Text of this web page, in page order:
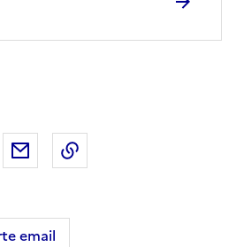
sur X (anciennement Twitter)
Partager sur LinkedIn
Partager par email
email